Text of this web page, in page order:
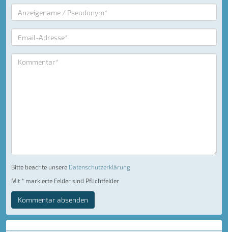
Bitte beachte unsere Datenschutzerklärung
Mit * markierte Felder sind Pflichtfelder
Kommentar absenden